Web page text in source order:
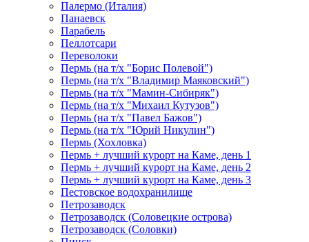
Палермо (Италия)
Панаевск
Парабель
Пеллотсари
Переволоки
Пермь (на т/х "Борис Полевой")
Пермь (на т/х "Владимир Маяковский")
Пермь (на т/х "Мамин-Сибиряк")
Пермь (на т/х "Михаил Кутузов")
Пермь (на т/х "Павел Бажов")
Пермь (на т/х "Юрий Никулин")
Пермь (Хохловка)
Пермь + лучший курорт на Каме, день 1
Пермь + лучший курорт на Каме, день 2
Пермь + лучший курорт на Каме, день 3
Пестовское водохранилище
Петрозаводск
Петрозаводск (Соловецкие острова)
Петрозаводск (Соловки)